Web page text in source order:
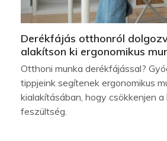
Derékfájás otthonról
alakítson ki ergonomikus
Otthoni munka derékfájással?
tippjeink segítenek ergonomikus
kialakításában, hogy csökkenjen
feszültség.